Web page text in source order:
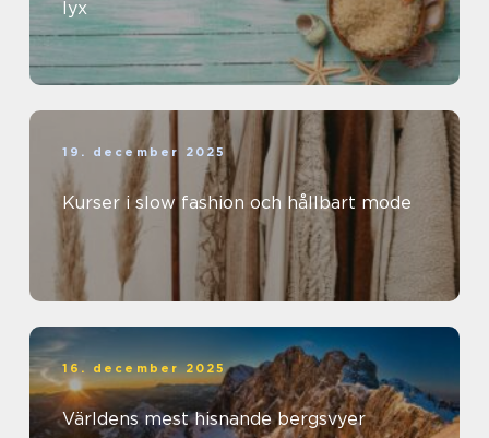
lyx
19. december 2025
Kurser i slow fashion och hållbart mode
16. december 2025
Världens mest hisnande bergsvyer